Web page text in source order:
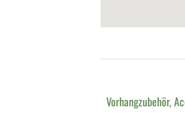
Vorhangzubehör,